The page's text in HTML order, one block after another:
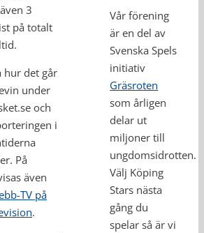
3
på totalt
hur det går
under
och
i
På
även
TV på
.
Vår förening
är en del av
Svenska Spels
initiativ
Gräsroten
som årligen
delar ut
miljoner till
ungdomsidrotten.
Välj Köping
Stars nästa
gång du
spelar så är vi